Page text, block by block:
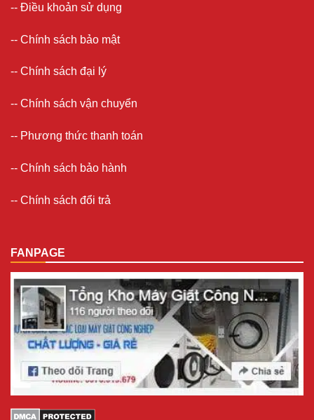
-- Điều khoản sử dụng
-- Chính sách bảo mật
-- Chính sách đại lý
-- Chính sách vận chuyển
-- Phương thức thanh toán
-- Chính sách bảo hành
-- Chính sách đổi trả
FANPAGE